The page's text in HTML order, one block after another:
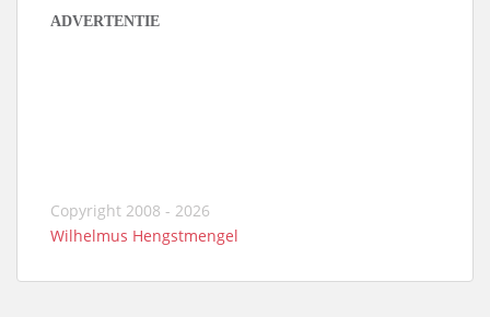
ADVERTENTIE
Copyright 2008 - 2026
Wilhelmus Hengstmengel